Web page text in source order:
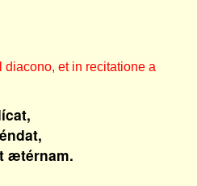
et in recitatione a
ætérnam.